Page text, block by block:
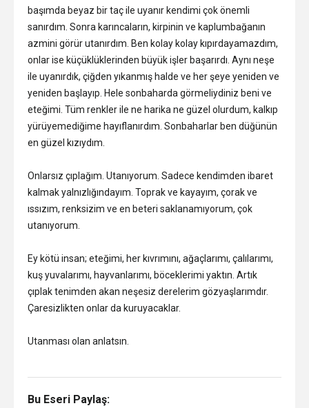
başımda beyaz bir taç ile uyanır kendimi çok önemli
sanırdım. Sonra karıncaların, kirpinin ve kaplumbağanın
azmini görür utanırdım. Ben kolay kolay kıpırdayamazdım,
onlar ise küçüklüklerinden büyük işler başarırdı. Aynı neşe
ile uyanırdık, çiğden yıkanmış halde ve her şeye yeniden ve
yeniden başlayıp. Hele sonbaharda görmeliydiniz beni ve
eteğimi. Tüm renkler ile ne harika ne güzel olurdum, kalkıp
yürüyemediğime hayıflanırdım. Sonbaharlar ben düğünün
en güzel kızıydım.
Onlarsız çıplağım. Utanıyorum. Sadece kendimden ibaret
kalmak yalnızlığındayım. Toprak ve kayayım, çorak ve
ıssızım, renksizim ve en beteri saklanamıyorum, çok
utanıyorum.
Ey kötü insan; eteğimi, her kıvrımını, ağaçlarımı, çalılarımı,
kuş yuvalarımı, hayvanlarımı, böceklerimi yaktın. Artık
çıplak tenimden akan neşesiz derelerim gözyaşlarımdır.
Çaresizlikten onlar da kuruyacaklar.
Utanması olan anlatsın.
Bu Eseri Paylaş: